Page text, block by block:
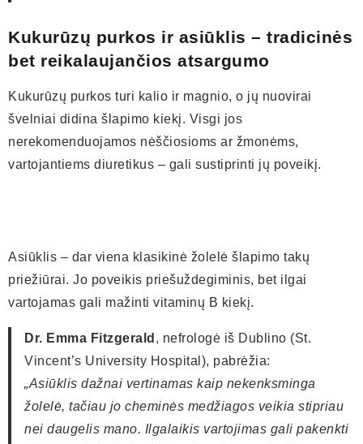
Kukurūzų purkos ir asiūklis – tradicinės
bet reikalaujančios atsargumo
Kukurūzų purkos turi kalio ir magnio, o jų nuovirai
švelniai didina šlapimo kiekį. Visgi jos
nerekomenduojamos nėščiosioms ar žmonėms,
vartojantiems diuretikus – gali sustiprinti jų poveikį.
Asiūklis – dar viena klasikinė žolelė šlapimo takų
priežiūrai. Jo poveikis priešuždegiminis, bet ilgai
vartojamas gali mažinti vitaminų B kiekį.
Dr. Emma Fitzgerald , nefrologė iš Dublino (St.
Vincent’s University Hospital), pabrėžia:
„Asiūklis dažnai vertinamas kaip nekenksminga
žolelė, tačiau jo cheminės medžiagos veikia stipriau
nei daugelis mano. Ilgalaikis vartojimas gali pakenkti